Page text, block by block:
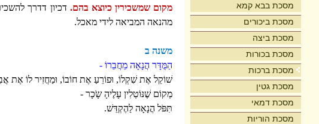
מסכת בבא קמא
מסכת ביכורים
מסכת ביצה
מסכת בכורות
מסכת ברכות
מסכת גטין
מסכת דמאי
מסכת הוריות
מקום שמשכירין כיוצא בהם. דכיון דדרך
מהנאה המביאה לידי מאכל.
משנה ב
הַמֻּדָּר הֲנָאָה מֵחֲבֵרוֹ -
שׁוֹקֵל אֶת שִׁקְלוֹ, וּפוֹרֵעַ אֶת חוֹבוֹ, וּמַחֲזִיר לוֹ אֶת
מְקוֹם שֶׁנּוֹטְלִין עָלֶיהָ שָֹכָר -
תִּפֹּל הֲנָאָה לַהֶקְדֵּשׁ.